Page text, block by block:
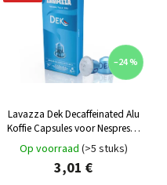
–24 %
Lavazza Dek Decaffeinated Alu
Koffie Capsules voor Nespresso
10st
Op voorraad (>5 stuks)
3,01 €